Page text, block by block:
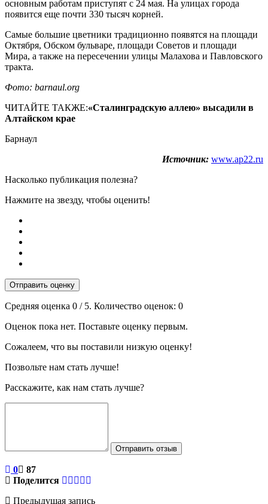
основным работам приступят с 24 мая. На улицах города
появится еще почти 330 тысяч корней.
Самые большие цветники традиционно появятся на площади
Октября, Обском бульваре, площади Советов и площади
Мира, а также на пересечении улицы Малахова и Павловского
тракта.
Фото: barnaul.org
ЧИТАЙТЕ ТАКЖЕ:«Сталинградскую аллею» высадили в
Алтайском крае
Барнаул
Источник: www.ap22.ru
Насколько публикация полезна?
Нажмите на звезду, чтобы оценить!
Отправить оценку
Средняя оценка 0 / 5. Количество оценок: 0
Оценок пока нет. Поставьте оценку первым.
Сожалеем, что вы поставили низкую оценку!
Позвольте нам стать лучше!
Расскажите, как нам стать лучше?
Отправить отзыв
0
87
Поделится
Предыдущая запись